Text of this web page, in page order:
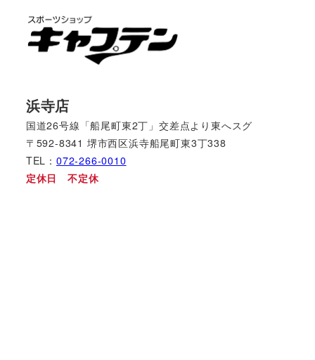
浜寺店
国道26号線「船尾町東2丁」交差点より東へスグ
〒592-8341 堺市西区浜寺船尾町東3丁338
TEL： 072-266-0010
定休日 不定休